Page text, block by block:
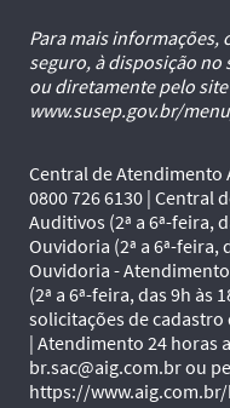
Para mais informações,
seguro, à disposição no
ou diretamente pelo site
www.susep.gov.br/
Central de Atendimento
0800 726 6130 | Central
Auditivos (2ª a 6ª-feira,
Ouvidoria (2ª a 6ª-feira,
Ouvidoria -
(2ª a 6ª-feira, das 9h às
solicitações de
| Atendimento 24 horas
br.sac@aig.com.br ou
https://